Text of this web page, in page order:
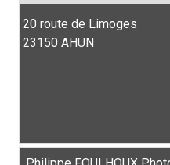
20 route de Limoges
23150 AHUN